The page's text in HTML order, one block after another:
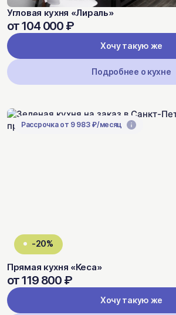
Угловая кухня «Лираль»
от 104 000 ₽
Хочу такую же
Подробнее о кухне
Рассрочка от 9 983 ₽/месяц
-20%
Прямая кухня «Кеса»
от 119 800 ₽
Хочу такую же